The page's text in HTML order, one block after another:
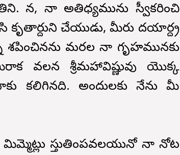
కాన, నా అతిధ్యమును స్వీకరించి
కృతార్దుని చేయుడు, మీరు దయార్ద్ర
శపించినను మరల నా గృహమునకు
వలన శ్రీమహావిష్ణువు యొక్క
కలిగినది. అందులకు నేను మీ
స్తుతింపవలయునో నా నోట